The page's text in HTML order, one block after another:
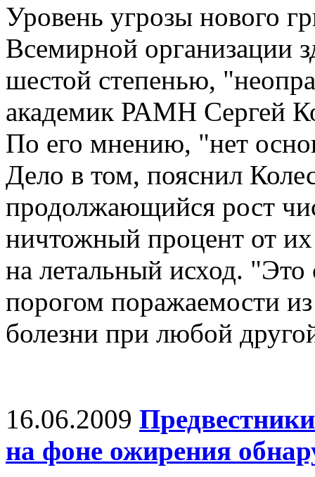
Уровень угрозы нового
Всемирной организации
шестой степенью,
академик РАМН Сергей
По его мнению, "нет
Дело в том, пояснил
продолжающийся рост
ничтожный процент от
на летальный исход.
порогом поражаемости
болезни при любой
16.06.2009
на фоне ожирения